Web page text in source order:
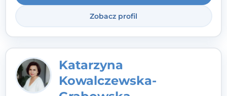
Zobacz profil
Katarzyna
Kowalczewska-